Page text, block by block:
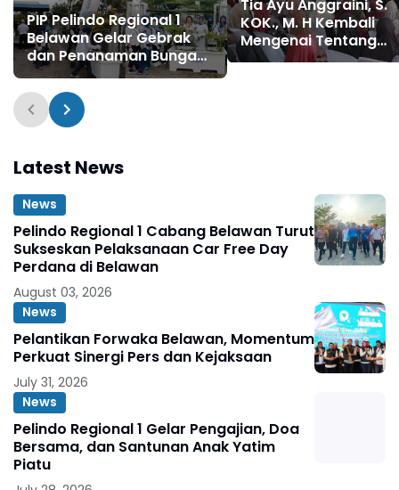
PIP Pelindo Regional 1
Belawan Gelar Gebrak
dan Penanaman Bunga
Bougenville
Tia Ayu Anggraini, S.
KOK., M. H Kembali
Mengenai Tentang
Pengelolaan
Latest News
News
Pelindo Regional 1 Cabang Belawan Turut
Sukseskan Pelaksanaan Car Free Day
Perdana di Belawan
August 03, 2026
News
Pelantikan Forwaka Belawan, Momentum
Perkuat Sinergi Pers dan Kejaksaan
July 31, 2026
News
Pelindo Regional 1 Gelar Pengajian, Doa
Bersama, dan Santunan Anak Yatim
Piatu